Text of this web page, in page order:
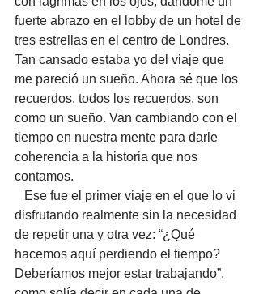
fuerte abrazo en el lobby de un hotel de
tres estrellas en el centro de Londres.
Tan cansado estaba yo del viaje que
me pareció un sueño. Ahora sé que los
recuerdos, todos los recuerdos, son
como un sueño. Van cambiando con el
tiempo en nuestra mente para darle
coherencia a la historia que nos
contamos.
disfrutando realmente sin la necesidad
de repetir una y otra vez: “¿Qué
hacemos aquí perdiendo el tiempo?
Deberíamos mejor estar trabajando”,